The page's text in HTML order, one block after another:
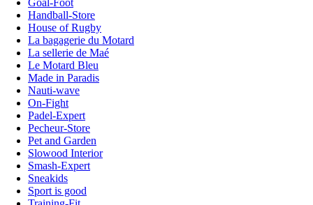
Handball-Store
House of Rugby
La bagagerie du Motard
La sellerie de Maé
Le Motard Bleu
Made in Paradis
Nauti-wave
On-Fight
Padel-Expert
Pecheur-Store
Pet and Garden
Slowood Interior
Smash-Expert
Sneakids
Sport is good